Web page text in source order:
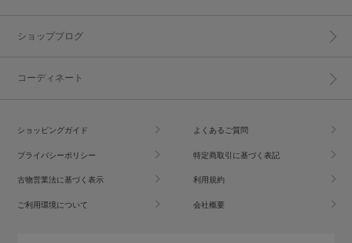
ショップブログ
コーディネート
ショッピングガイド よくあるご質問
プライバシーポリシー 特定商取引に基づく表記
古物営業法に基づく表示 利用規約
ご利用環境について 会社概要